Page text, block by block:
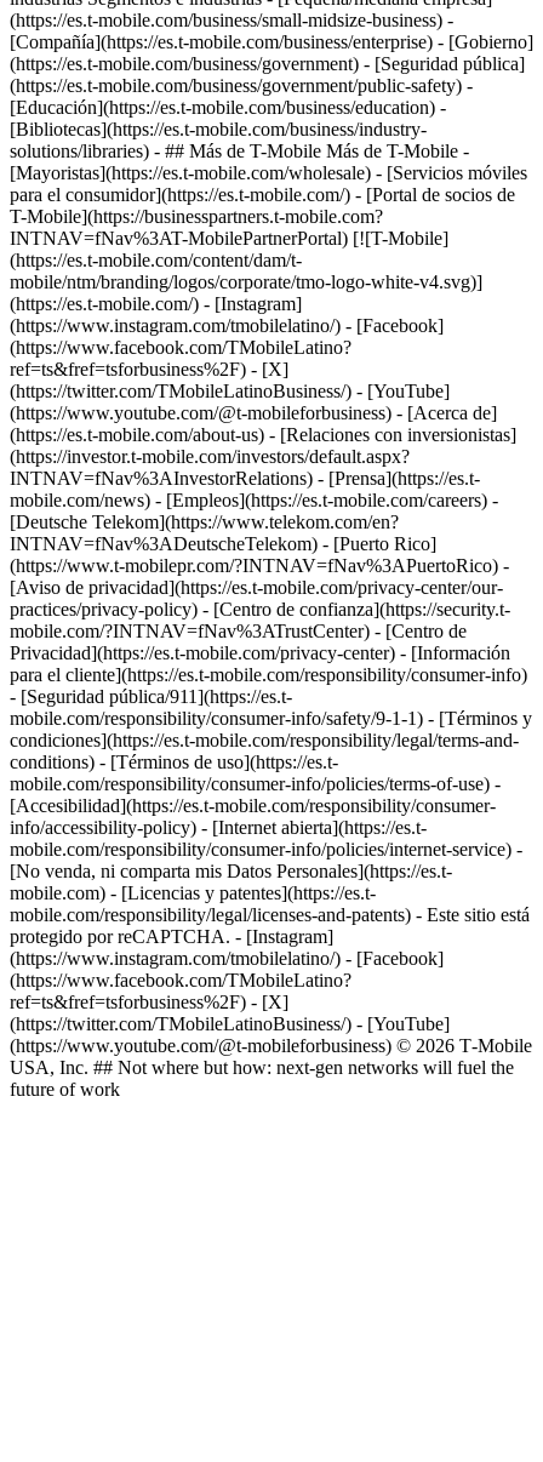
(https://es.t-mobile.com/business/small-midsize-business) -
[Compañía](https://es.t-mobile.com/business/enterprise) - [Gobierno]
(https://es.t-mobile.com/business/government) - [Seguridad pública]
(https://es.t-mobile.com/business/government/public-safety) -
[Educación](https://es.t-mobile.com/business/education) -
[Bibliotecas](https://es.t-mobile.com/business/industry-
solutions/libraries) - ## Más de T-Mobile Más de T-Mobile -
[Mayoristas](https://es.t-mobile.com/wholesale) - [Servicios móviles
para el consumidor](https://es.t-mobile.com/) - [Portal de socios de
T-Mobile](https://businesspartners.t-mobile.com?
INTNAV=fNav%3AT-MobilePartnerPortal) [![T-Mobile]
(https://es.t-mobile.com/content/dam/t-
mobile/ntm/branding/logos/corporate/tmo-logo-white-v4.svg)]
(https://es.t-mobile.com/) - [Instagram]
(https://www.instagram.com/tmobilelatino/) - [Facebook]
(https://www.facebook.com/TMobileLatino?
ref=ts&fref=tsforbusiness%2F) - [X]
(https://twitter.com/TMobileLatinoBusiness/) - [YouTube]
(https://www.youtube.com/@t-mobileforbusiness) - [Acerca de]
(https://es.t-mobile.com/about-us) - [Relaciones con inversionistas]
(https://investor.t-mobile.com/investors/default.aspx?
INTNAV=fNav%3AInvestorRelations) - [Prensa](https://es.t-
mobile.com/news) - [Empleos](https://es.t-mobile.com/careers) -
[Deutsche Telekom](https://www.telekom.com/en?
INTNAV=fNav%3ADeutscheTelekom) - [Puerto Rico]
(https://www.t-mobilepr.com/?INTNAV=fNav%3APuertoRico) -
[Aviso de privacidad](https://es.t-mobile.com/privacy-center/our-
practices/privacy-policy) - [Centro de confianza](https://security.t-
mobile.com/?INTNAV=fNav%3ATrustCenter) - [Centro de
Privacidad](https://es.t-mobile.com/privacy-center) - [Información
para el cliente](https://es.t-mobile.com/responsibility/consumer-info)
- [Seguridad pública/911](https://es.t-
mobile.com/responsibility/consumer-info/safety/9-1-1) - [Términos y
condiciones](https://es.t-mobile.com/responsibility/legal/terms-and-
conditions) - [Términos de uso](https://es.t-
mobile.com/responsibility/consumer-info/policies/terms-of-use) -
[Accesibilidad](https://es.t-mobile.com/responsibility/consumer-
info/accessibility-policy) - [Internet abierta](https://es.t-
mobile.com/responsibility/consumer-info/policies/internet-service) -
[No venda, ni comparta mis Datos Personales](https://es.t-
mobile.com) - [Licencias y patentes](https://es.t-
mobile.com/responsibility/legal/licenses-and-patents) - Este sitio está
protegido por reCAPTCHA. - [Instagram]
(https://www.instagram.com/tmobilelatino/) - [Facebook]
(https://www.facebook.com/TMobileLatino?
ref=ts&fref=tsforbusiness%2F) - [X]
(https://twitter.com/TMobileLatinoBusiness/) - [YouTube]
(https://www.youtube.com/@t-mobileforbusiness) © 2026 T‑Mobile
USA, Inc. ## Not where but how: next-gen networks will fuel the
future of work